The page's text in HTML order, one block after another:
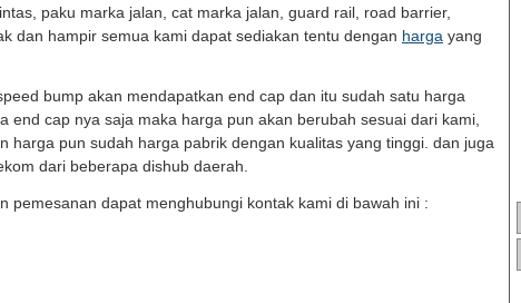
paku marka jalan, cat marka jalan, guard rail, road barrier,
dan hampir semua kami dapat sediakan tentu dengan harga yang
bump akan mendapatkan end cap dan itu sudah satu harga
end cap nya saja maka harga pun akan berubah sesuai dari kami,
harga pun sudah harga pabrik dengan kualitas yang tinggi. dan juga
dari beberapa dishub daerah.
pemesanan dapat menghubungi kontak kami di bawah ini :